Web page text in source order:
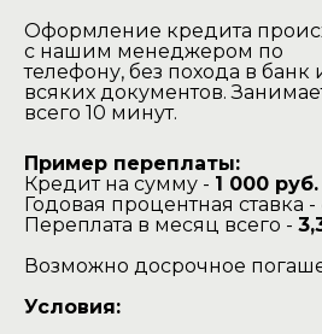
Оформление кредита
с нашим менеджером по
телефону, без похода в банк
всяких документов.
всего 10 минут.
Пример переплаты:
Кредит на сумму - 1 000 руб.
Годовая процентная ставка -
Переплата в месяц всего -
Возможно досрочное
Условия: